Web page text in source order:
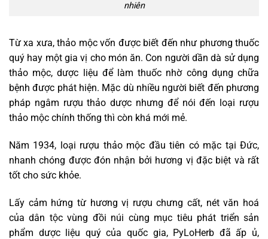
nhiên
Từ xa xưa, thảo mộc vốn được biết đến như phương thuốc
quý hay một gia vị cho món ăn. Con người dần dà sử dụng
thảo mộc, dược liệu để làm thuốc nhờ công dụng chữa
bệnh được phát hiện. Mặc dù nhiều người biết đến phương
pháp ngâm rượu thảo dược nhưng để nói đến loại rượu
thảo mộc chính thống thì còn khá mới mẻ.
Năm 1934, loại rượu thảo mộc đầu tiên có mặc tại Đức,
nhanh chóng được đón nhận bởi hương vị đặc biệt và rất
tốt cho sức khỏe.
Lấy cảm hứng từ hương vị rượu chưng cất, nét văn hoá
của dân tộc vùng đồi núi cùng mục tiêu phát triển sản
phẩm dược liệu quý của quốc gia, PyLoHerb đã ấp ủ,